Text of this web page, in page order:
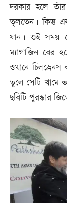
দরকার হলে
তুলতেন। কিন্তু
যান। ওই সময়
ম্যাগাজিন বের
ওখানে
তুলে সেটি খামে
ছবিটি পুরস্কার